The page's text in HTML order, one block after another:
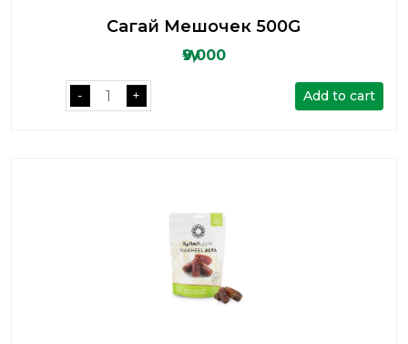
Сагай Мешочек 500G
₩9,000
- + Add to cart